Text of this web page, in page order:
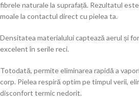
fibrele naturale la suprafață. Rezultatul
moale la contactul direct cu pielea ta.
Densitatea materialului captează aerul și
excelent în serile reci.
Totodată, permite eliminarea rapidă a
corp. Pielea respiră optim pe timpul verii,
disconfort termic nedorit.